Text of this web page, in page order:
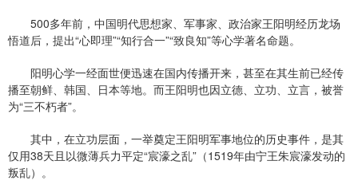
500多年前，中国明代思想家、军事家、政治家王阳明经历龙场
悟道后，提出“心即理”“知行合一”“致良知”等心学著名命题。
阳明心学一经面世便迅速在国内传播开来，甚至在其生前已经传
播至朝鲜、韩国、日本等地。而王阳明也因立德、立功、立言，被誉
为“三不朽者”。
其中，在立功层面，一举奠定王阳明军事地位的历史事件，是其
仅用38天且以微薄兵力平定“宸濠之乱”（1519年由宁王朱宸濠发动的
叛乱）。